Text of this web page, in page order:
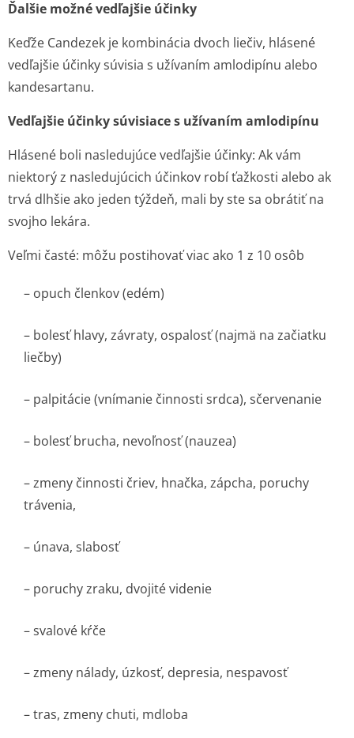
Ďalšie možné vedľajšie účinky
Keďže Candezek je kombinácia dvoch liečiv, hlásené
vedľajšie účinky súvisia s užívaním amlodipínu alebo
kandesartanu.
Vedľajšie účinky súvisiace s užívaním amlodipínu
Hlásené boli nasledujúce vedľajšie účinky: Ak vám
niektorý z nasledujúcich účinkov robí ťažkosti alebo ak
trvá dlhšie ako jeden týždeň, mali by ste sa obrátiť na
svojho lekára.
Veľmi časté: môžu postihovať viac ako 1 z 10 osôb
– opuch členkov (edém)
– bolesť hlavy, závraty, ospalosť (najmä na začiatku
liečby)
– palpitácie (vnímanie činnosti srdca), sčervenanie
– bolesť brucha, nevoľnosť (nauzea)
– zmeny činnosti čriev, hnačka, zápcha, poruchy
trávenia,
– únava, slabosť
– poruchy zraku, dvojité videnie
– svalové kŕče
– zmeny nálady, úzkosť, depresia, nespavosť
– tras, zmeny chuti, mdloba